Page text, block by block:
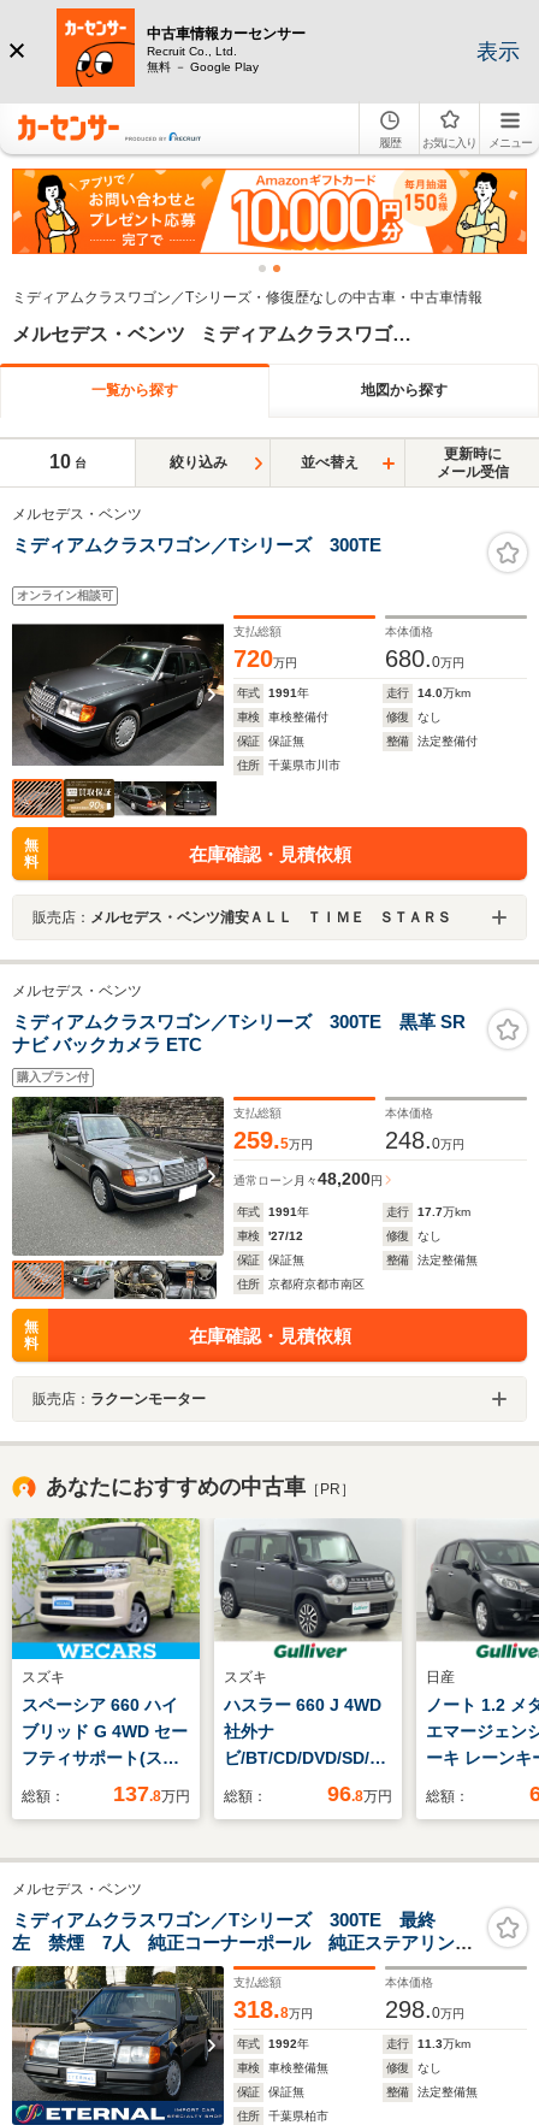
中古車情報カーセンサー
Recruit Co., Ltd.
無料 － Google Play
表示
履歴 お気に入り メニュー
ミディアムクラスワゴン／Tシリーズ・修復歴なしの中古車・中古車情報
メルセデス・ベンツ ミディアムクラスワゴン／Tシリーズ 修復歴なし
一覧から探す 地図から探す
10 台 絞り込み 並べ替え
更新時に
メール受信
メルセデス・ベンツ
ミディアムクラスワゴン／Tシリーズ 300TE
オンライン相談可
支払総額
720万円
本体価格
680.0万円
年式 1991年 走行 14.0万km
車検
車検整備付 修復
なし
保証
保証無 整備
法定整備付
住所
千葉県市川市
無
料
在庫確認・見積依頼
販売店： メルセデス・ベンツ浦安ＡＬＬ ＴＩＭＥ ＳＴＡＲＳ
メルセデス・ベンツ
ミディアムクラスワゴン／Tシリーズ 300TE 黒革 SR
ナビ バックカメラ ETC
購入プラン付
支払総額
259.5万円
本体価格
248.0万円
通常ローン 月々48,200円
年式 1991年 走行 17.7万km
車検
'27/12 修復
なし
保証
保証無 整備
法定整備無
住所
京都府京都市南区
無
料
在庫確認・見積依頼
販売店： ラクーンモーター
あなたにおすすめの中古車 ［PR］
スズキ
スペーシア 660 ハイ
ブリッド G 4WD セー
フティサポート(スズ
キ)/シートヒーター 前
禁煙車/エアバッグ 運
転席/エアバッグ 助手
席/エアバッグ サイド/
パワーウインドウ
総額： 137.8万円
スズキ
ハスラー 660 J 4WD
社外ナ
ビ/BT/CD/DVD/SD/USB/AUX/iPod/TV/
シートヒーター/衝突
報/ETC/電格ミラー/ミ
トキー/ステリモ/
総額： 96.8万円
日産
ノート 1.2 メ
エマージェン
ーキ レーンキ
シスト 純正
ハーフレザー
ッドライト ス
キー
総額：
メルセデス・ベンツ
ミディアムクラスワゴン／Tシリーズ 300TE 最終
左 禁煙 7人 純正コーナーポール 純正ステアリン
グ 純正ファブリックシート 室内ウッドパネル ソニ
ー製1DIN AC PW サンルーフ 純正15インチAW
クルコン ルーフレール ETC
支払総額
318.8万円
本体価格
298.0万円
年式 1992年 走行 11.3万km
車検
車検整備無 修復
なし
保証
保証無 整備
法定整備無
住所
千葉県柏市